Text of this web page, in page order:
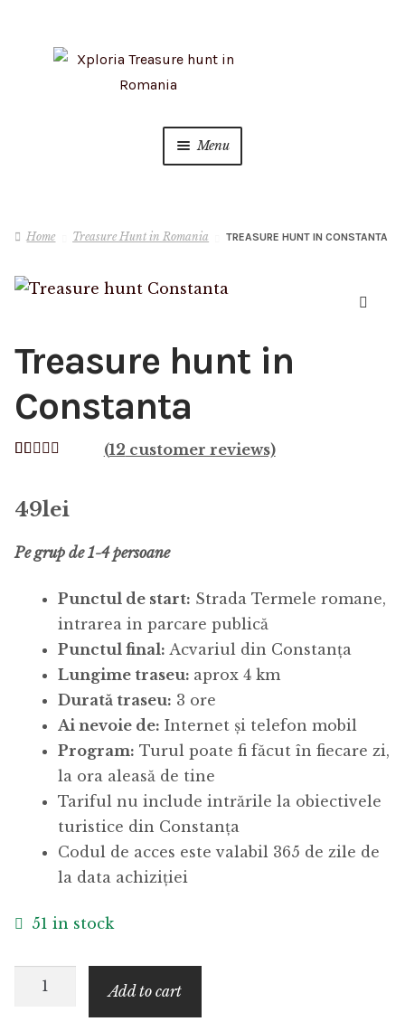
Menu
Teambuilding
Cart
Home Treasure Hunt in Romania TREASURE HUNT IN CONSTANTA
Treasure hunt in
Constanta
based on
ratings
(12 customer reviews)
49lei
Pe grup de 1-4 persoane
Punctul de start: Strada Termele romane,
intrarea in parcare publică
Punctul final: Acvariul din Constanța
Lungime traseu: aprox 4 km
Durată traseu: 3 ore
Ai nevoie de: Internet și telefon mobil
Program: Turul poate fi făcut în fiecare zi,
la ora aleasă de tine
Tariful nu include intrările la obiectivele
turistice din Constanța
Codul de acces este valabil 365 de zile de
la data achiziției
51 in stock
Treasure
Add to cart